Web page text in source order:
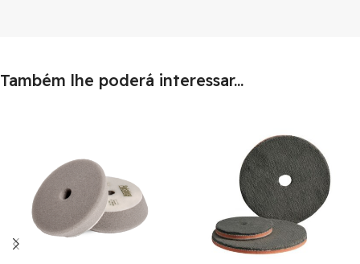
Também lhe poderá interessar...